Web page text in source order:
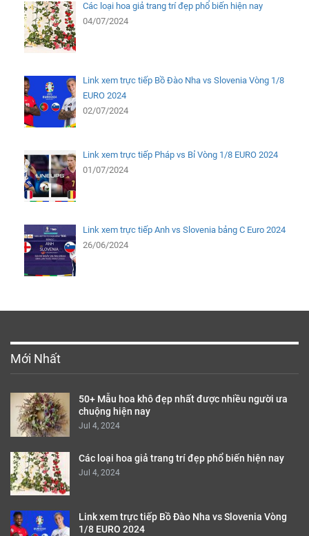
Các loại hoa giả trang trí đẹp phổ biến hiện nay
04/07/2024
Link xem trực tiếp Bồ Đào Nha vs Slovenia Vòng 1/8
EURO 2024
02/07/2024
Link xem trực tiếp Pháp vs Bỉ Vòng 1/8 EURO 2024
01/07/2024
Link xem trực tiếp Anh vs Slovenia bảng C Euro 2024
26/06/2024
Mới Nhất
50+ Mẫu hoa khô đẹp nhất được nhiều người ưa
chuộng hiện nay
Jul 4, 2024
Các loại hoa giả trang trí đẹp phổ biến hiện nay
Jul 4, 2024
Link xem trực tiếp Bồ Đào Nha vs Slovenia Vòng
1/8 EURO 2024